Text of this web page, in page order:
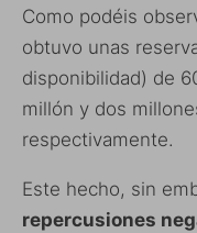
Como podéis
obtuvo unas
disponibilidad) de
millón y dos
respectivamente.
Este hecho, sin
repercusiones